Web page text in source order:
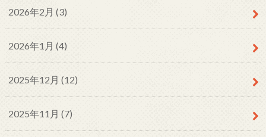
2026年2月 (3)
2026年1月 (4)
2025年12月 (12)
2025年11月 (7)